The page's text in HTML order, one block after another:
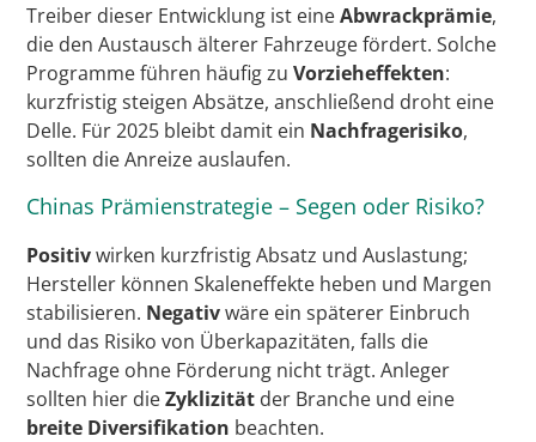
Treiber dieser Entwicklung ist eineAbwrackprämie,
die den Austausch älterer Fahrzeuge fördert. Solche
Programme führen häufig zuVorzieheffekten:
kurzfristig steigen Absätze, anschließend droht eine
Delle. Für 2025 bleibt damit ein Nachfragerisiko,
sollten die Anreize auslaufen.
Chinas Prämienstrategie – Segen oder Risiko?
Positivwirken kurzfristig Absatz und Auslastung;
Hersteller können Skaleneffekte heben und Margen
stabilisieren. Negativwäre ein späterer Einbruch
und das Risiko von Überkapazitäten, falls die
Nachfrage ohne Förderung nicht trägt. Anleger
sollten hier dieZyklizität der Branche und eine
breite Diversifikation beachten.